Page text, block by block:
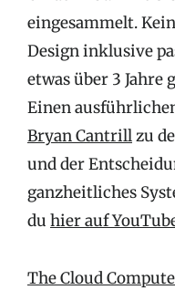
eingesammelt.
Design inklusive
etwas über 3 Jahre
Einen
Bryan Cantrillzu
und der
ganzheitliches
du hier auf
The Cloud